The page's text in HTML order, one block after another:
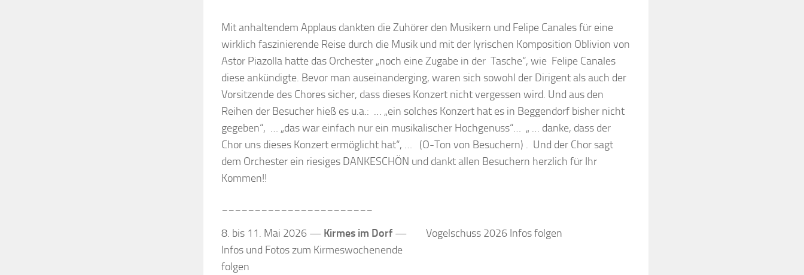
Mit anhaltendem Applaus dankten die Zuhörer den Musikern und Felipe Canales für eine
wirklich faszinierende Reise durch die Musik und mit der lyrischen Komposition Oblivion von
Astor Piazolla hatte das Orchester „noch eine Zugabe in der Tasche“, wie Felipe Canales
diese ankündigte. Bevor man auseinanderging, waren sich sowohl der Dirigent als auch der
Vorsitzende des Chores sicher, dass dieses Konzert nicht vergessen wird. Und aus den
Reihen der Besucher hieß es u.a.: … „ein solches Konzert hat es in Beggendorf bisher nicht
gegeben“, … „das war einfach nur ein musikalischer Hochgenuss“… „ … danke, dass der
Chor uns dieses Konzert ermöglicht hat“, … (O-Ton von Besuchern) . Und der Chor sagt
dem Orchester ein riesiges DANKESCHÖN und dankt allen Besuchern herzlich für Ihr
Kommen!!
8. bis 11. Mai 2026 — Kirmes im Dorf —
Infos und Fotos zum Kirmeswochenende
folgen
Vogelschuss 2026 Infos folgen